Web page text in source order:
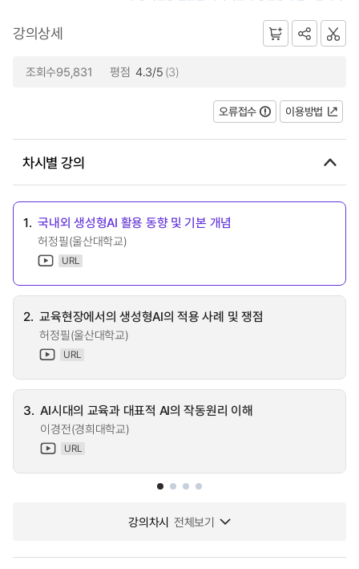
강의상세
조회수95,831 평점 4.3/5 (3)
오류접수 이용방법
차시별 강의
1. 국내외 생성형AI 활용 동향 및 기본 개념
허정필(울산대학교)
URL
2. 교육현장에서의 생성형AI의 적용 사례 및 쟁점
허정필(울산대학교)
URL
3. AI시대의 교육과 대표적 AI의 작동원리 이해
이경전(경희대학교)
URL
강의차시 전체보기